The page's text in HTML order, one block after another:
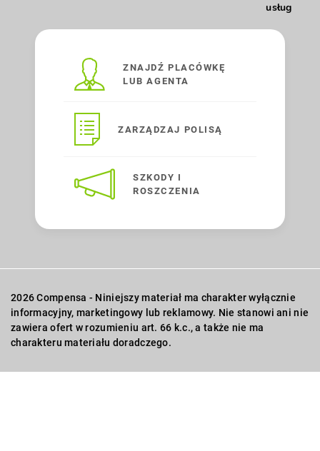
usług
ZNAJDŹ PLACÓWKĘ
LUB AGENTA
ZARZĄDZAJ POLISĄ
SZKODY I
ROSZCZENIA
2026 Compensa - Niniejszy materiał ma charakter wyłącznie
informacyjny, marketingowy lub reklamowy. Nie stanowi ani nie
zawiera ofert w rozumieniu art. 66 k.c., a także nie ma
charakteru materiału doradczego.